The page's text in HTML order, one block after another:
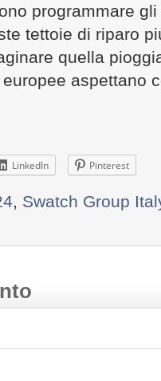
programmare
tettoie di riparo
quella
aspettano
LinkedIn Pinterest
, Swatch Group